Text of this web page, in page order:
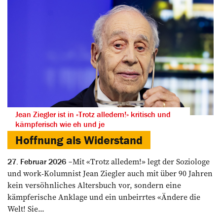
Jean Ziegler ist in «Trotz alledem!» kritisch und
kämpferisch wie eh und je
Hoffnung als Widerstand
27. Februar 2026
Mit «Trotz alledem!» legt der Soziologe
und work-Kolumnist Jean Ziegler auch mit über 90 Jahren
kein versöhnliches Altersbuch vor, sondern eine
kämpferische Anklage und ein unbeirrtes «Ändere die
Welt! Sie...